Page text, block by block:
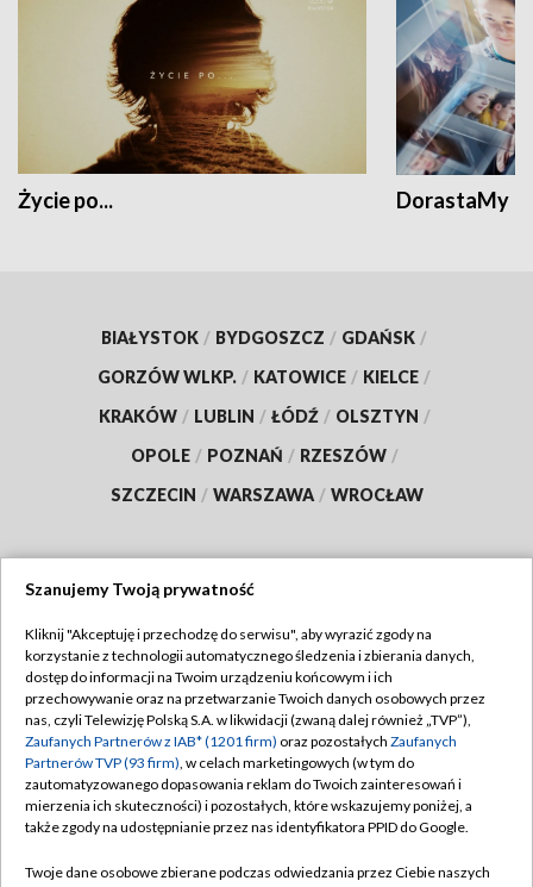
Życie po... DorastaMy
BIAŁYSTOK / BYDGOSZCZ / GDAŃSK /
GORZÓW WLKP. / KATOWICE / KIELCE /
KRAKÓW / LUBLIN / ŁÓDŹ / OLSZTYN /
OPOLE / POZNAŃ / RZESZÓW /
SZCZECIN / WARSZAWA / WROCŁAW
TVP
Abonament TVP
Emisja w TVP
Centrum informacji TVP
Naziemna Telewizja Cyfrowa
Regulamin TVP
Polityka prywatności
Moje zgody
Pomoc
Szanujemy Twoją prywatność
Kliknij "Akceptuję i przechodzę do serwisu", aby wyrazić zgody na
korzystanie z technologii automatycznego śledzenia i zbierania danych,
dostęp do informacji na Twoim urządzeniu końcowym i ich
przechowywanie oraz na przetwarzanie Twoich danych osobowych przez
nas, czyli Telewizję Polską S.A. w likwidacji (zwaną dalej również „TVP”),
Zaufanych Partnerów z IAB* (1201 firm) oraz pozostałych Zaufanych
Partnerów TVP (93 firm), w celach marketingowych (w tym do
zautomatyzowanego dopasowania reklam do Twoich zainteresowań i
mierzenia ich skuteczności) i pozostałych, które wskazujemy poniżej, a
także zgody na udostępnianie przez nas identyfikatora PPID do Google.
Twoje dane osobowe zbierane podczas odwiedzania przez Ciebie naszych